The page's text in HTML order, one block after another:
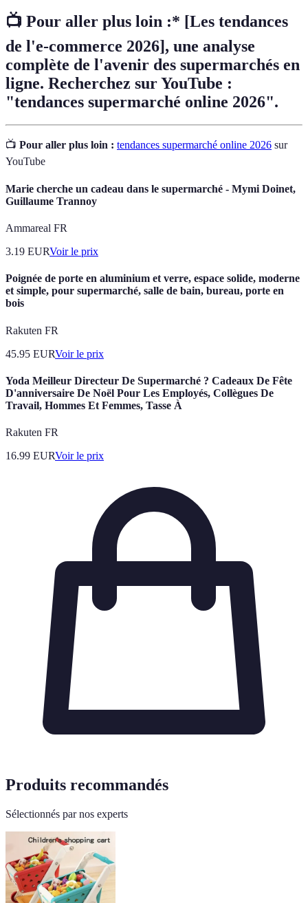
📺 Pour aller plus loin :* [Les tendances
de l'e-commerce 2026], une analyse
complète de l'avenir des supermarchés en
ligne. Recherchez sur YouTube :
"tendances supermarché online 2026".
📺 Pour aller plus loin : tendances supermarché online 2026 sur
YouTube
Marie cherche un cadeau dans le supermarché - Mymi Doinet,
Guillaume Trannoy
Ammareal FR
3.19 EURVoir le prix
Poignée de porte en aluminium et verre, espace solide, moderne
et simple, pour supermarché, salle de bain, bureau, porte en
bois
Rakuten FR
45.95 EURVoir le prix
Yoda Meilleur Directeur De Supermarché ? Cadeaux De Fête
D'anniversaire De Noël Pour Les Employés, Collègues De
Travail, Hommes Et Femmes, Tasse À
Rakuten FR
16.99 EURVoir le prix
Produits recommandés
Sélectionnés par nos experts